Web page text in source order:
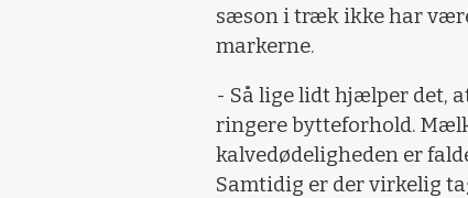
sæson i træk ikke har
markerne.
- Så lige lidt hjælper det,
ringere bytteforhold.
kalvedødeligheden er
Samtidig er der virkelig